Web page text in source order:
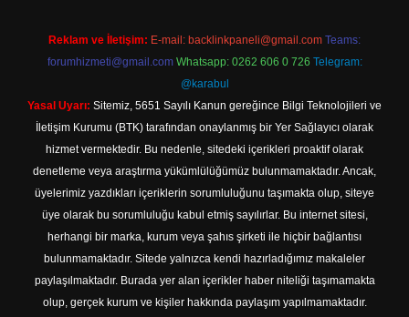
Reklam ve İletişim: E-mail: backlinkpaneli@gmail.com Teams:
forumhizmeti@gmail.com Whatsapp: 0262 606 0 726 Telegram:
@karabul
Yasal Uyarı: Sitemiz, 5651 Sayılı Kanun gereğince Bilgi Teknolojileri ve
İletişim Kurumu (BTK) tarafından onaylanmış bir Yer Sağlayıcı olarak
hizmet vermektedir. Bu nedenle, sitedeki içerikleri proaktif olarak
denetleme veya araştırma yükümlülüğümüz bulunmamaktadır. Ancak,
üyelerimiz yazdıkları içeriklerin sorumluluğunu taşımakta olup, siteye
üye olarak bu sorumluluğu kabul etmiş sayılırlar. Bu internet sitesi,
herhangi bir marka, kurum veya şahıs şirketi ile hiçbir bağlantısı
bulunmamaktadır. Sitede yalnızca kendi hazırladığımız makaleler
paylaşılmaktadır. Burada yer alan içerikler haber niteliği taşımamakta
olup, gerçek kurum ve kişiler hakkında paylaşım yapılmamaktadır.